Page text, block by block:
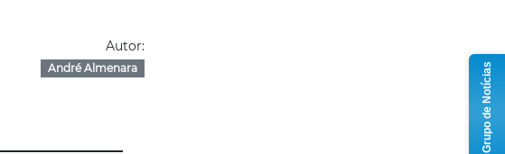
Autor:
André Almenara Grupo de Notícias